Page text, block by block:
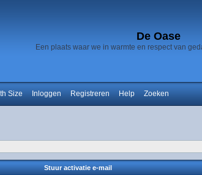
De Oase
Een plaats waar we in warmte en respect van
Size Inloggen Registreren Help Zoeken
Stuur activatie e-mail